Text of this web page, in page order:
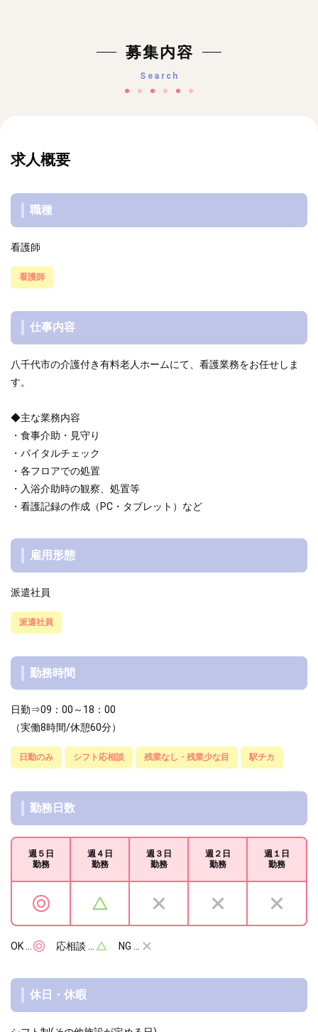
募集内容
Search
求人概要
職種
看護師
看護師
仕事内容
八千代市の介護付き有料老人ホームにて、看護業務をお任せしま
す。
◆主な業務内容
・食事介助・見守り
・バイタルチェック
・各フロアでの処置
・入浴介助時の観察、処置等
・看護記録の作成（PC・タブレット）など
雇用形態
派遣社員
派遣社員
勤務時間
日勤⇒09：00～18：00
（実働8時間/休憩60分）
日勤のみ シフト応相談 残業なし・残業少な目 駅チカ
勤務日数
週５日
勤務
週４日
勤務
週３日
勤務
週２日
勤務
週１日
勤務
OK … 応相談 … NG …
休日・休暇